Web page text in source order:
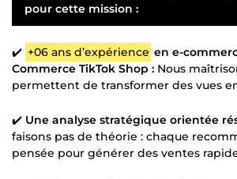
pour cette mission :
✔️ +06 ans d’expérience en e-
Commerce TikTok Shop : Nous
permettent de transformer des vues
✔️ Une analyse stratégique orientée
faisons pas de théorie : chaque
pensée pour générer des ventes